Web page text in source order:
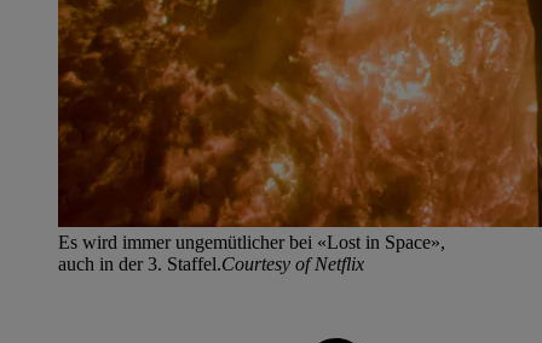
Es wird immer ungemütlicher bei «Lost in Space»,
auch in der 3. Staffel.Courtesy of Netflix